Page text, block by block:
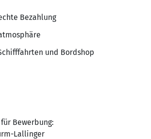
Bezahlung
und Bordshop
Bewerbung:
Lallinger